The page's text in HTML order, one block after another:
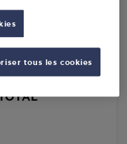
tous les cookies